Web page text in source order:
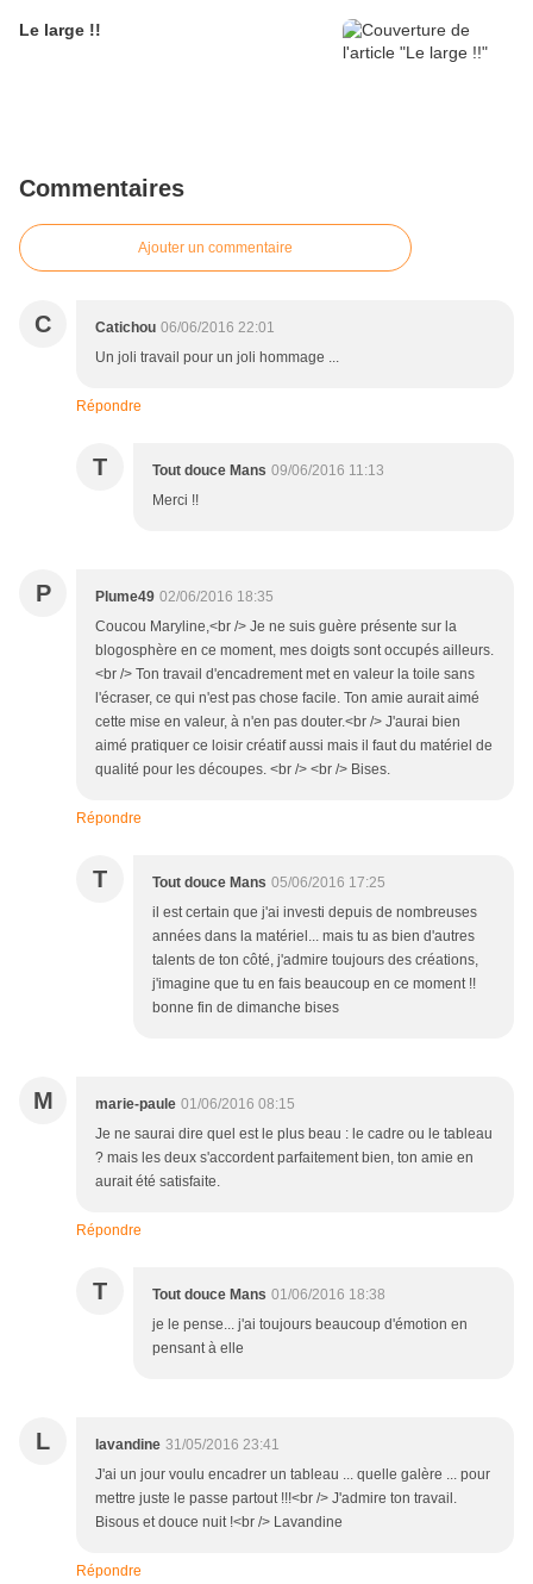
Le large !!
Commentaires
Ajouter un commentaire
C Catichou 06/06/2016 22:01
Un joli travail pour un joli hommage ...
Répondre
T Tout douce Mans 09/06/2016 11:13
Merci !!
P Plume49 02/06/2016 18:35
Coucou Maryline,<br /> Je ne suis guère présente sur la
blogosphère en ce moment, mes doigts sont occupés ailleurs.
<br /> Ton travail d'encadrement met en valeur la toile sans
l'écraser, ce qui n'est pas chose facile. Ton amie aurait aimé
cette mise en valeur, à n'en pas douter.<br /> J'aurai bien
aimé pratiquer ce loisir créatif aussi mais il faut du matériel de
qualité pour les découpes. <br /> <br /> Bises.
Répondre
T Tout douce Mans 05/06/2016 17:25
il est certain que j'ai investi depuis de nombreuses
années dans la matériel... mais tu as bien d'autres
talents de ton côté, j'admire toujours des créations,
j'imagine que tu en fais beaucoup en ce moment !!
bonne fin de dimanche bises
M marie-paule 01/06/2016 08:15
Je ne saurai dire quel est le plus beau : le cadre ou le tableau
? mais les deux s'accordent parfaitement bien, ton amie en
aurait été satisfaite.
Répondre
T Tout douce Mans 01/06/2016 18:38
je le pense... j'ai toujours beaucoup d'émotion en
pensant à elle
L lavandine 31/05/2016 23:41
J'ai un jour voulu encadrer un tableau ... quelle galère ... pour
mettre juste le passe partout !!!<br /> J'admire ton travail.
Bisous et douce nuit !<br /> Lavandine
Répondre